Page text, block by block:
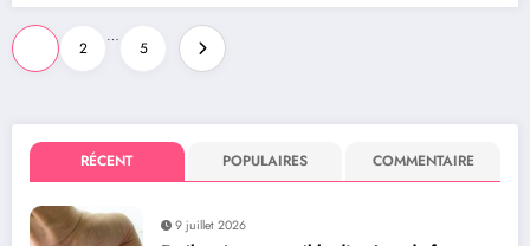
Pagination
des
publications
2
…
5
RÉCENT POPULAIRES COMMENTAIRE
9 juillet 2026